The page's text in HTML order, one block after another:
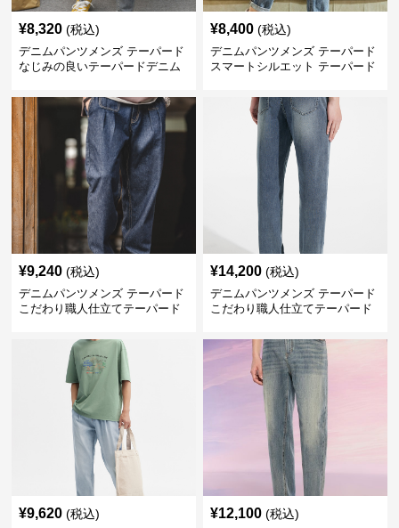
¥8,320 (税込)
デニムパンツメンズ テーパード
なじみの良いテーパードデニム
¥8,400 (税込)
デニムパンツメンズ テーパード
スマートシルエット テーパード
¥9,240 (税込)
デニムパンツメンズ テーパード
こだわり職人仕立てテーパード
¥14,200 (税込)
デニムパンツメンズ テーパード
こだわり職人仕立てテーパード
¥9,620 (税込) ¥12,100 (税込)